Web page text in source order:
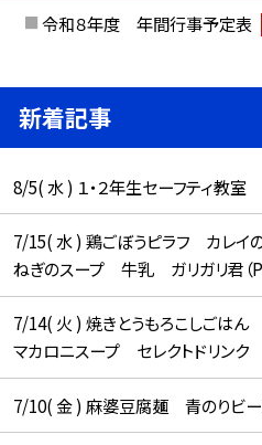
令和８年度 年間行事予定表
新着記事
8/5( 水 ) １・２年生セーフティ教室
7/15( 水 ) 鶏ごぼうピラフ カレ
ねぎのスープ 牛乳 ガリガリ君（
7/14( 火 ) 焼きとうもろこしごは
マカロニスープ セレクトドリンク
7/10( 金 ) 麻婆豆腐麺 青のりビ